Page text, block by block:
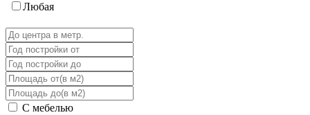
Любая
С мебелью